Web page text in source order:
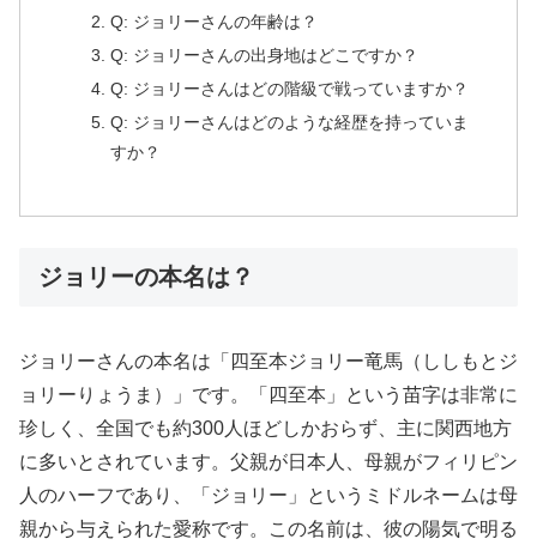
Q: ジョリーさんの年齢は？
Q: ジョリーさんの出身地はどこですか？
Q: ジョリーさんはどの階級で戦っていますか？
Q: ジョリーさんはどのような経歴を持っていま
すか？
ジョリーの本名は？
ジョリーさんの本名は「四至本ジョリー竜馬（ししもとジ
ョリーりょうま）」です。「四至本」という苗字は非常に
珍しく、全国でも約300人ほどしかおらず、主に関西地方
に多いとされています。父親が日本人、母親がフィリピン
人のハーフであり、「ジョリー」というミドルネームは母
親から与えられた愛称です。この名前は、彼の陽気で明る